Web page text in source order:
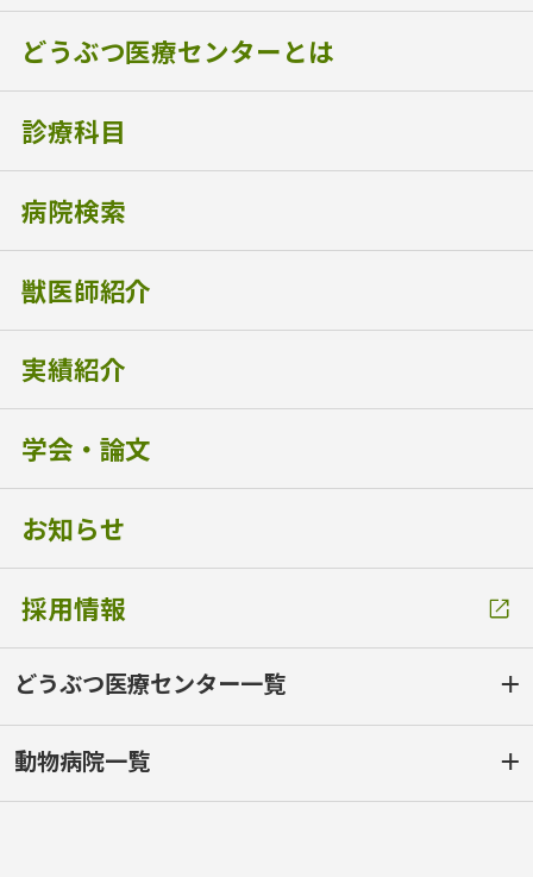
どうぶつ医療センターとは
診療科目
病院検索
獣医師紹介
実績紹介
学会・論文
お知らせ
採用情報
どうぶつ医療センター一覧
動物病院一覧